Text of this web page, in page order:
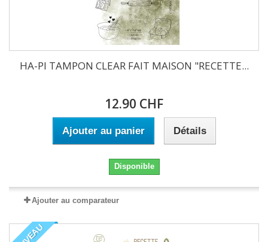
HA-PI TAMPON CLEAR FAIT MAISON "RECETTE...
12.90 CHF
Ajouter au panier Détails
Disponible
Ajouter au comparateur